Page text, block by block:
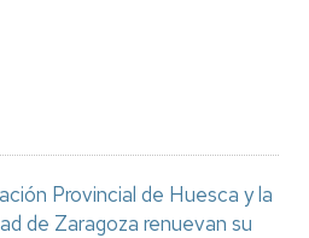
Provincial de Huesca y la
de Zaragoza renuevan su